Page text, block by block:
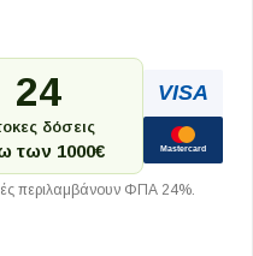
24
δόσεις
των 1000€
VISA
Mastercard
περιλαμβάνουν ΦΠΑ 24%.